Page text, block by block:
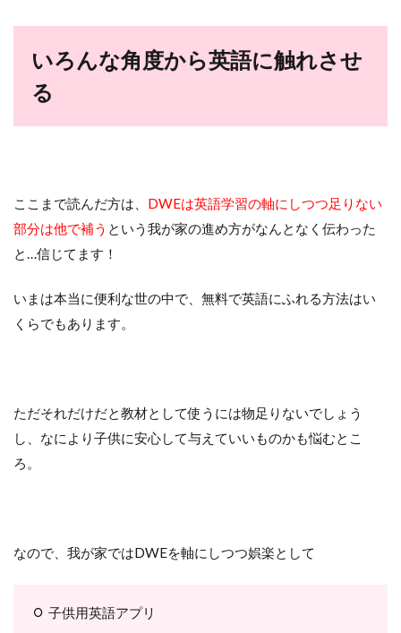
いろんな角度から英語に触れさせ
る
ここまで読んだ方は、 DWEは英語学習の軸にしつつ足りない
部分は他で補う という我が家の進め方がなんとなく伝わった
と…信じてます！
いまは本当に便利な世の中で、無料で英語にふれる方法はい
くらでもあります。
ただそれだけだと教材として使うには物足りないでしょう
し、なにより子供に安心して与えていいものかも悩むとこ
ろ。
なので、我が家ではDWEを軸にしつつ娯楽として
子供用英語アプリ